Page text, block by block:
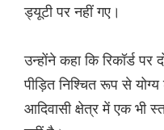
ड्यूटी पर नहीं गए।
उन्होंने कहा कि रिकॉर्ड पर
पीड़ित निश्चित रूप से
आदिवासी क्षेत्र में एक भी